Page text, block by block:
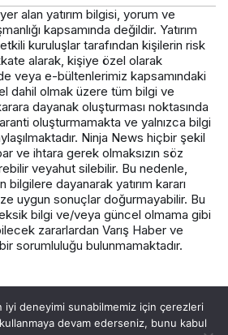
alan yatırım bilgisi, yorum ve
kapsamında değildir. Yatırım
kuruluşlar tarafından kişilerin risk
alarak, kişiye özel olarak
veya e-bültenlerimiz kapsamındaki
dahil olmak üzere tüm bilgi ve
dayanak oluşturması noktasında
oluşturmamakta ve yalnızca bilgi
Ninja News hiçbir şekil
ve ihtara gerek olmaksızın söz
veyahut silebilir. Bu nedenle,
dayanarak yatırım kararı
uygun sonuçlar doğurmayabilir. Bu
bilgi ve/veya güncel olmama gibi
zararlardan Varış Haber ve
sorumluluğu bulunmamaktadır.
iyi deneyimi sunabilmemiz için çerezleri
devam ederseniz, bunu kabul